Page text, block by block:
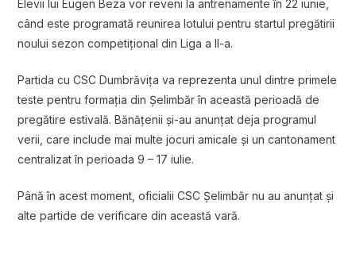
Elevii lui Eugen Beza vor reveni la antrenamente în 22 iunie,
când este programată reunirea lotului pentru startul pregătirii
noului sezon competițional din Liga a II-a.
Partida cu CSC Dumbrăvița va reprezenta unul dintre primele
teste pentru formația din Șelimbăr în această perioadă de
pregătire estivală. Bănățenii și-au anunțat deja programul
verii, care include mai multe jocuri amicale și un cantonament
centralizat în perioada 9 – 17 iulie.
Până în acest moment, oficialii CSC Șelimbăr nu au anunțat și
alte partide de verificare din această vară.